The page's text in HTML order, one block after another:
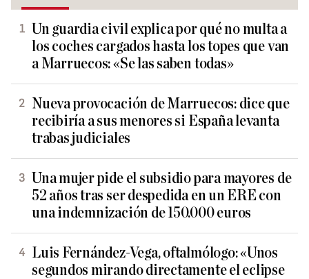
Un guardia civil explica por qué no multa a
los coches cargados hasta los topes que van
a Marruecos: «Se las saben todas»
Nueva provocación de Marruecos: dice que
recibiría a sus menores si España levanta
trabas judiciales
Una mujer pide el subsidio para mayores de
52 años tras ser despedida en un ERE con
una indemnización de 150.000 euros
Luis Fernández-Vega, oftalmólogo: «Unos
segundos mirando directamente el eclipse